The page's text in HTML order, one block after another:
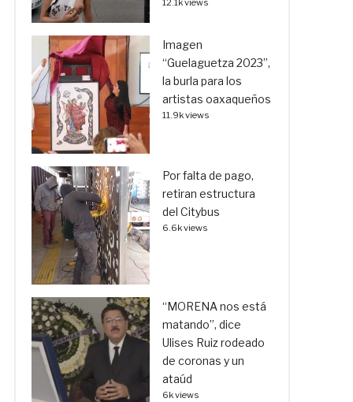
12.1k views
Imagen
“Guelaguetza 2023”,
la burla para los
artistas oaxaqueños
11.9k views
Por falta de pago,
retiran estructura
del Citybus
6.6k views
“MORENA nos está
matando”, dice
Ulises Ruiz rodeado
de coronas y un
ataúd
6k views